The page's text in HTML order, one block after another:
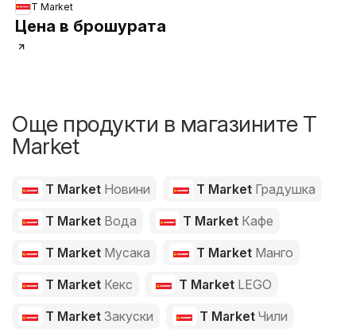
T Market
Цена в брошурата
Още продукти в магазините T
Market
T Market Новини T Market Градушка
T Market Вода T Market Кафе
T Market Мусака T Market Манго
T Market Кекс T Market LEGO
T Market Закуски T Market Чили